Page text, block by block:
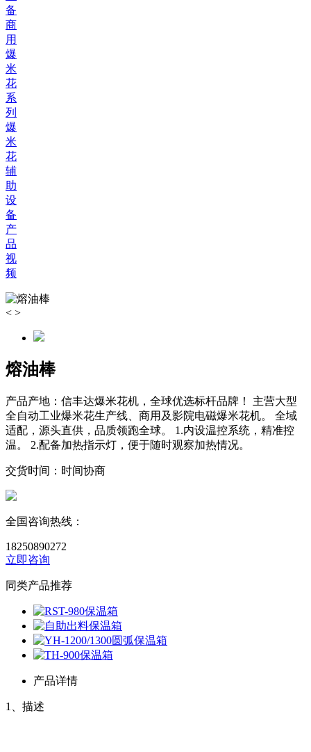
备
商
用
爆
米
花
系
列
爆
米
花
辅
助
设
备
产
品
视
频
< >
熔油棒
产品产地： 信丰达爆米花机，全球优选标杆品牌！ 主营大型
全自动工业爆米花生产线、商用及影院电磁爆米花机。 全域
适配，源头直供，品质领跑全球。 1.内设温控系统，精准控
温。 2.配备加热指示灯，便于随时观察加热情况。
交货时间： 时间协商
全国咨询热线：
18250890272
立即咨询
同类产品推荐
产品详情
1、描述